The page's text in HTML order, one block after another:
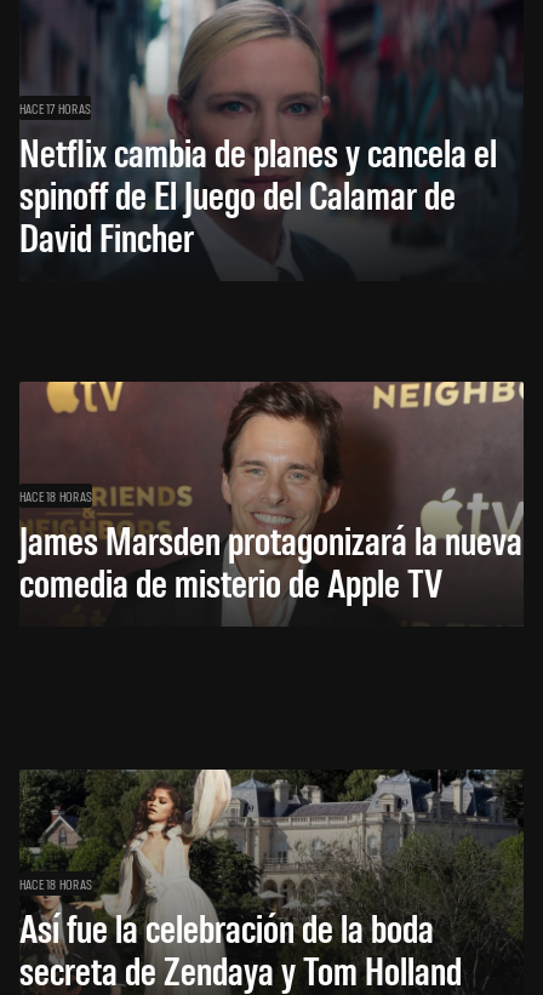
HACE 17 HORAS
Netflix cambia de planes y cancela el
spinoff de El Juego del Calamar de
David Fincher
HACE 18 HORAS
James Marsden protagonizará la nueva
comedia de misterio de Apple TV
HACE 18 HORAS
Así fue la celebración de la boda
secreta de Zendaya y Tom Holland